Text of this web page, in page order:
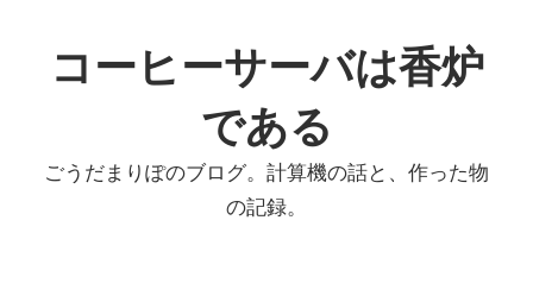
ン
テ
へ
コーヒーサーバは香炉
である
ごうだまりぽのブログ。計算機の話と、作った物
の記録。